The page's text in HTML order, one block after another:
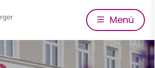
Menü